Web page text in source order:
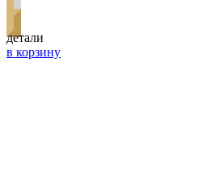
детали
в корзину